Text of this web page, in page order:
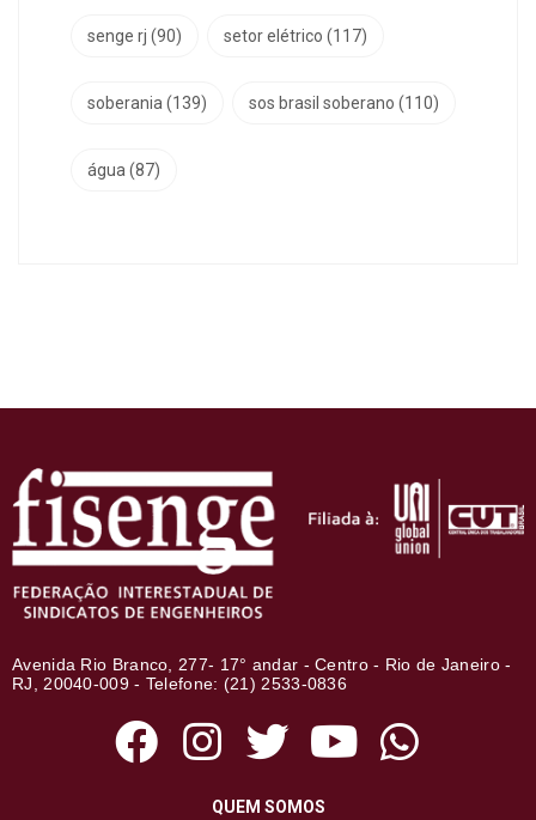
senge rj (90) setor elétrico (117)
soberania(139) sos brasil soberano (110)
água(87)
Avenida Rio Branco, 277- 17° andar - Centro - Rio de Janeiro -
RJ, 20040-009 - Telefone: (21) 2533-0836
QUEM SOMOS